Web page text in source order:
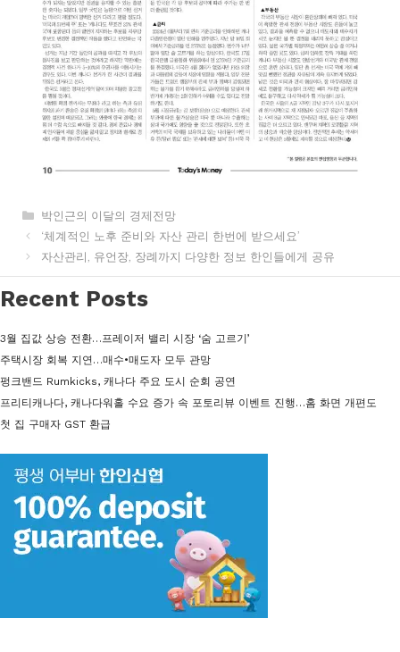
카
테
리
박인근의 이달의 경제전망
‘체계적인 노후 준비와 자산 관리 한번에 받으세요’
자산관리, 유언장, 장례까지 다양한 정보 한인들에게 공유
Recent Posts
3월 집값 상승 전환…프레이저 밸리 시장 ‘숨 고르기’
주택시장 회복 지연…매수•매도자 모두 관망
펑크밴드 Rumkicks, 캐나다 주요 도시 순회 공연
프리티캐나다, 캐나다워홀 수요 증가 속 포토리뷰 이벤트 진행…홈 화면 개편도
첫 집 구매자 GST 환급